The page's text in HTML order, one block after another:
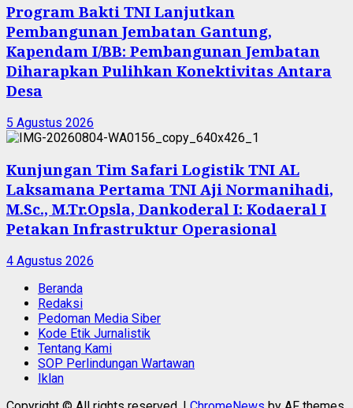
Program Bakti TNI Lanjutkan
Pembangunan Jembatan Gantung,
Kapendam I/BB: Pembangunan Jembatan
Diharapkan Pulihkan Konektivitas Antara
Desa
5 Agustus 2026
Kunjungan Tim Safari Logistik TNI AL
Laksamana Pertama TNI Aji Normanihadi,
M.Sc., M.Tr.Opsla, Dankoderal I: Kodaeral I
Petakan Infrastruktur Operasional
4 Agustus 2026
Beranda
Redaksi
Pedoman Media Siber
Kode Etik Jurnalistik
Tentang Kami
SOP Perlindungan Wartawan
Iklan